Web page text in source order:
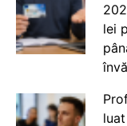
lei